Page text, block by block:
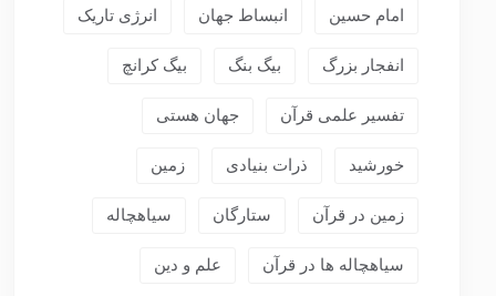
امام حسین انبساط جهان انرژی تاریک
انفجار بزرگ بیگ بنگ بیگ کرانچ
تفسیر علمی قرآن جهان هستی
خورشید ذرات بنیادی زمین
زمین در قرآن ستارگان سیاهچاله
سیاهچاله ها در قرآن علم و دین